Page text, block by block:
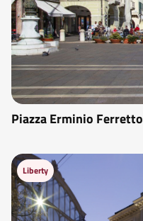
Piazza Erminio Ferretto
Liberty